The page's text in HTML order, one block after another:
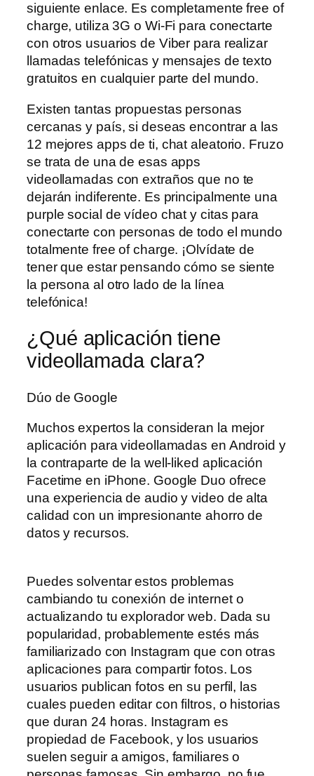
siguiente enlace. Es completamente free of
charge, utiliza 3G o Wi-Fi para conectarte
con otros usuarios de Viber para realizar
llamadas telefónicas y mensajes de texto
gratuitos en cualquier parte del mundo.
Existen tantas propuestas personas
cercanas y país, si deseas encontrar a las
12 mejores apps de ti, chat aleatorio. Fruzo
se trata de una de esas apps
videollamadas con extraños que no te
dejarán indiferente. Es principalmente una
purple social de vídeo chat y citas para
conectarte con personas de todo el mundo
totalmente free of charge. ¡Olvídate de
tener que estar pensando cómo se siente
la persona al otro lado de la línea
telefónica!
¿Qué aplicación tiene
videollamada clara?
Dúo de Google
Muchos expertos la consideran la mejor
aplicación para videollamadas en Android y
la contraparte de la well-liked aplicación
Facetime en iPhone. Google Duo ofrece
una experiencia de audio y video de alta
calidad con un impresionante ahorro de
datos y recursos.
Puedes solventar estos problemas
cambiando tu conexión de internet o
actualizando tu explorador web. Dada su
popularidad, probablemente estés más
familiarizado con Instagram que con otras
aplicaciones para compartir fotos. Los
usuarios publican fotos en su perfil, las
cuales pueden editar con filtros, o historias
que duran 24 horas. Instagram es
propiedad de Facebook, y los usuarios
suelen seguir a amigos, familiares o